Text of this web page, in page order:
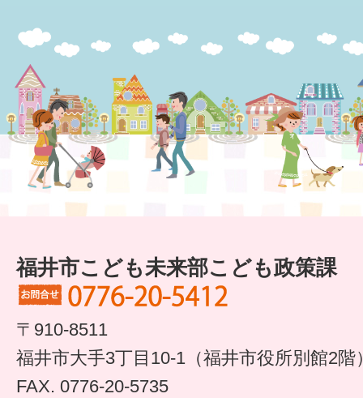
福井市こども未来部こども政策課
〒910-8511
福井市大手3丁目10-1（福井市役所別館2階
FAX. 0776-20-5735